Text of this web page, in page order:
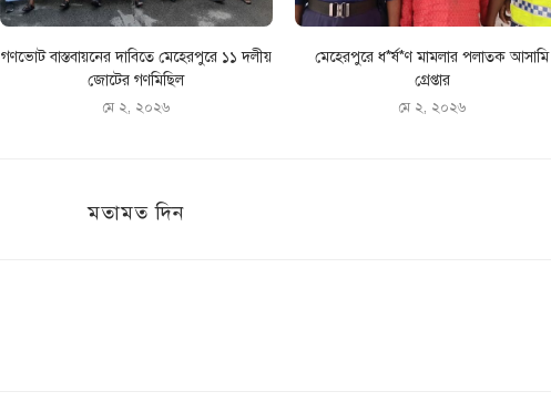
গণভোট বাস্তবায়নের দাবিতে মেহেরপুরে ১১ দলীয়
জোটের গণমিছিল
মে ২, ২০২৬
মেহেরপুরে ধ*র্ষ*ণ মামলার পলাতক আসামি
গ্রেপ্তার
মে ২, ২০২৬
মতামত দিন